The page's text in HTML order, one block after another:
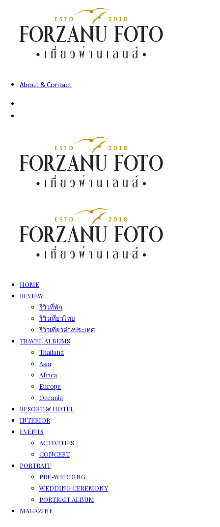
About & Contact
HOME
REVIEW
รีวิวที่พัก
รีวิวเที่ยวไทย
รีวิวเที่ยวต่างประเทศ
TRAVEL ALBUMS
Thailand
Asia
Africa
Europe
Oceania
RESORT & HOTEL
INTERIOR
EVENTS
ACTIVITIES
CONCERT
PORTRAIT
PRE-WEDDING
WEDDING CEREMONY
PORTRAIT ALBUM
MAGAZINE